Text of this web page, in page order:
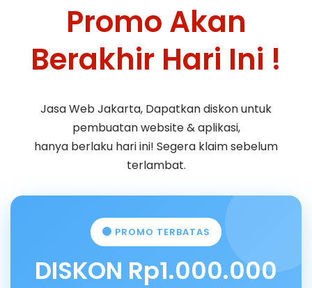
Promo Akan
Berakhir Hari Ini !
Jasa Web Jakarta, Dapatkan diskon untuk
pembuatan website & aplikasi,
hanya berlaku hari ini! Segera klaim sebelum
terlambat.
PROMO TERBATAS
DISKON Rp1.000.000